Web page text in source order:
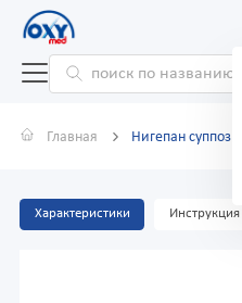
Главная Нигепан
Характеристики